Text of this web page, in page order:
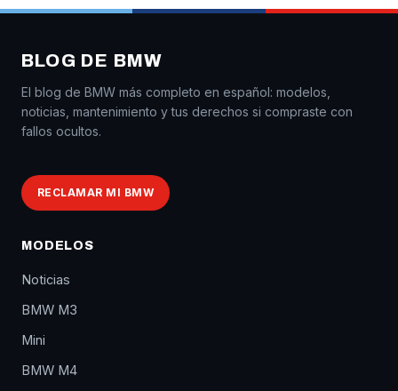
BLOG DE BMW
El blog de BMW más completo en español: modelos,
noticias, mantenimiento y tus derechos si compraste con
fallos ocultos.
RECLAMAR MI BMW
MODELOS
Noticias
BMW M3
Mini
BMW M4